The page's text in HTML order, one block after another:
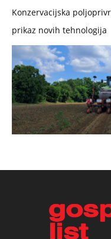
Konzervacijska
prikaz novih tehnologija